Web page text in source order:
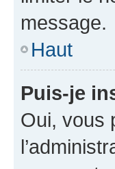
message.
Haut
Puis-je
Oui, vous